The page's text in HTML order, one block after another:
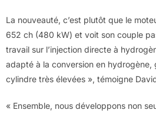
La nouveauté, c’est plutôt que le
652 ch (480 kW) et voit son couple
travail sur l’injection directe à
adapté à la conversion en
cylindre très élevées », témoigne
« Ensemble, nous développons non